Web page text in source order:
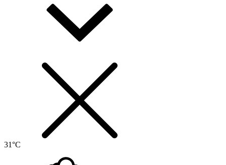
31°C